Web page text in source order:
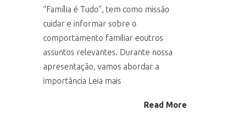
“Família é Tudo”, tem como missão
cuidar e informar sobre o
comportamento familiar eoutros
assuntos relevantes. Durante nossa
apresentação, vamos abordar a
importância Leia mais
Read More